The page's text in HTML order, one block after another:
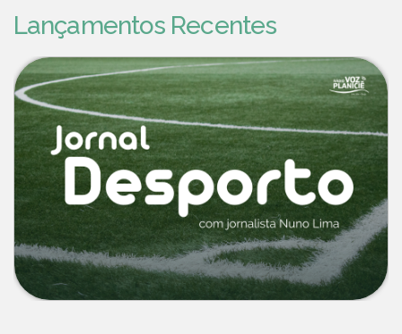
Lançamentos Recentes